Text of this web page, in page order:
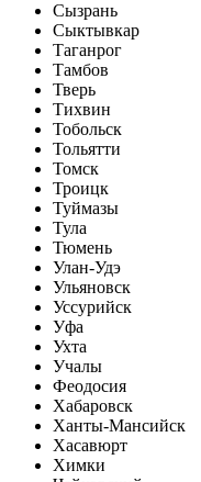
Сызрань
Сыктывкар
Таганрог
Тамбов
Тверь
Тихвин
Тобольск
Тольятти
Томск
Троицк
Туймазы
Тула
Тюмень
Улан-Удэ
Ульяновск
Уссурийск
Уфа
Ухта
Учалы
Феодосия
Хабаровск
Ханты-Мансийск
Хасавюрт
Химки